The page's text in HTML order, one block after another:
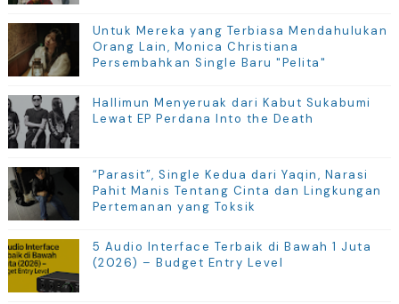
Untuk Mereka yang Terbiasa Mendahulukan
Orang Lain, Monica Christiana
Persembahkan Single Baru "Pelita"
Hallimun Menyeruak dari Kabut Sukabumi
Lewat EP Perdana Into the Death
“Parasit”, Single Kedua dari Yaqin, Narasi
Pahit Manis Tentang Cinta dan Lingkungan
Pertemanan yang Toksik
5 Audio Interface Terbaik di Bawah 1 Juta
(2026) – Budget Entry Level